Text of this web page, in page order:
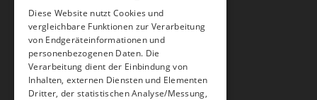
Hilfe & Support
FAQ
Hilfe
Feedback
Tipps & Tricks und Neuheiten
Diese Website nutzt Cookies und
vergleichbare Funktionen zur Verarbeitung
von Endgeräteinformationen und
personenbezogenen Daten. Die
Verarbeitung dient der Einbindung von
Inhalten, externen Diensten und Elementen
Dritter, der statistischen Analyse/Messung,